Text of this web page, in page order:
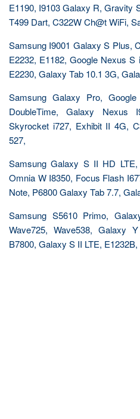
E1190, I9103 Galaxy R, Gravity
T499 Dart, C322W Ch@t WiFi,
Samsung I9001 Galaxy S Plus,
E2232, E1182, Google Nexus
E2230, Galaxy Tab 10.1 3G,
Samsung Galaxy Pro,
DoubleTime, Galaxy
Skyrocket i727, Exhibit II 4G,
527,
Samsung Galaxy S II HD
Omnia W I8350, Focus Flash
Note, P6800 Galaxy Tab 7.7,
Samsung S5610 Primo,
Wave725, Wave538, Galaxy
B7800, Galaxy S II LTE, E1232B,